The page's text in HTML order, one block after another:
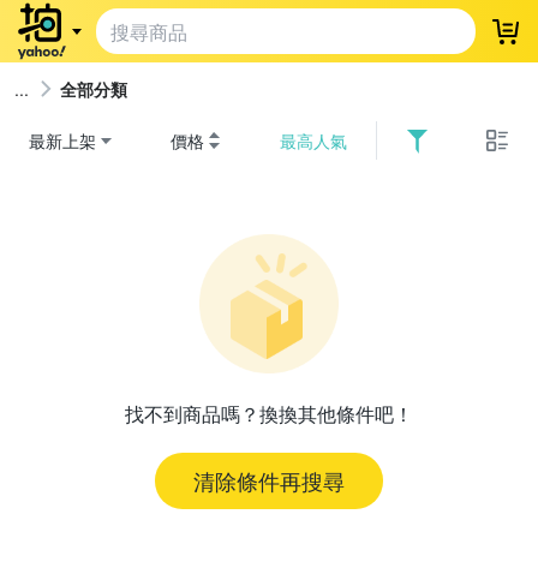
登
全部分類
最新上架 價格 最高人氣
找不到商品嗎？換換其他條件吧！
清除條件再搜尋